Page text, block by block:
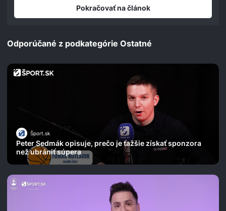
Pokračovať na článok
Odporúčané z podkategórie Ostatné
Šport.sk
Peter Sedmák opisuje, prečo je ťažšie získať sponzora
než ubrániť súpera